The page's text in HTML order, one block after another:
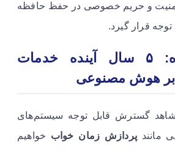
و حریم خصوصی در حفظ حافظه
توجه قرار گیرد.
پیش‌بینی آینده: ۵ سال آینده خدمات
بر هوش مصنوعی
شاهد گسترش قابل توجه سیستم‌های
مانند پردازش زمان خواب خواهیم